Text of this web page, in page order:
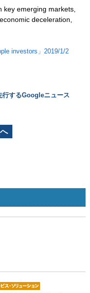
key emerging markets,
deceleration,
investors」2019/1/2
行するGoogleニュース